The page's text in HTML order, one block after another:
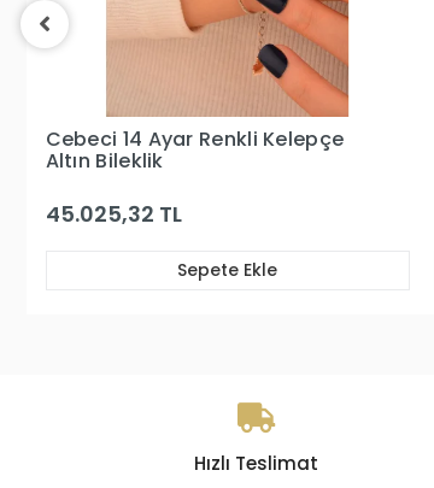
Cebeci 14 Ayar Dorikalı Altın
Bileklik
98.376,32 TL
Sepete Ekle
Hızlı Teslimat